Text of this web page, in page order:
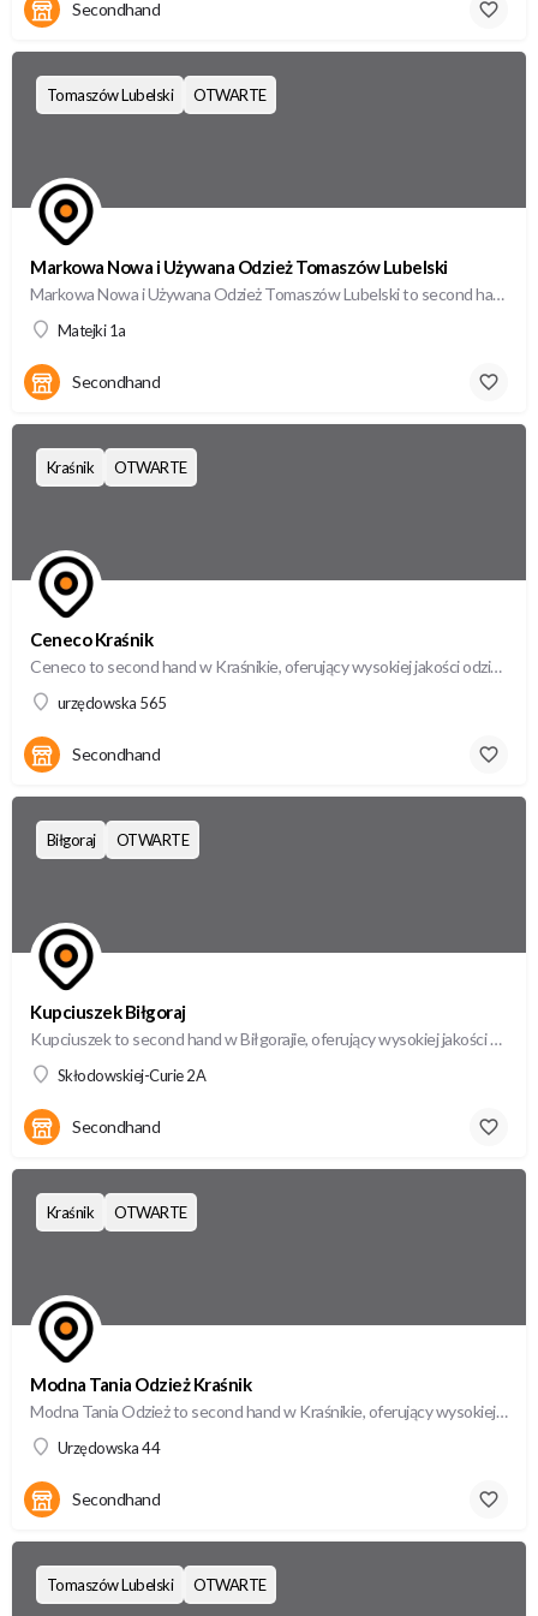
Secondhand
Markowa Nowa i Używana Odzież Tomaszów Lubelski
Markowa Nowa i Używana Odzież Tomaszów Lubelski to second hand w Tomaszów Lubelskiie, oferujący wysokiej…
Matejki 1a
Tomaszów Lubelski OTWARTE
Secondhand
Ceneco Kraśnik
Ceneco to second hand w Kraśnikie, oferujący wysokiej jakości odzież używaną w atrakcyjnych cenach.
urzędowska 565
Kraśnik OTWARTE
Secondhand
Kupciuszek Biłgoraj
Kupciuszek to second hand w Biłgorajie, oferujący wysokiej jakości odzież używaną w atrakcyjnych cenach.
Skłodowskiej-Curie 2A
Biłgoraj OTWARTE
Secondhand
Modna Tania Odzież Kraśnik
Modna Tania Odzież to second hand w Kraśnikie, oferujący wysokiej jakości odzież używaną w atrakcyjnych cenach.
Urzędowska 44
Kraśnik OTWARTE
Secondhand
Tomaszów Lubelski OTWARTE